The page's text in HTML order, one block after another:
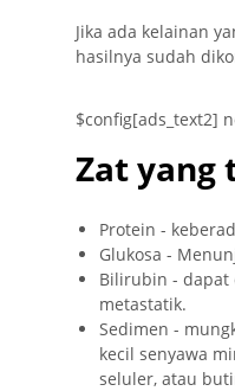
Jika ada kelainan
hasilnya sudah
$config[ads_text2]
Zat yang
Protein -
Glukosa -
Bilirubin - dapat
metastatik.
Sedimen -
kecil senyawa
seluler, atau